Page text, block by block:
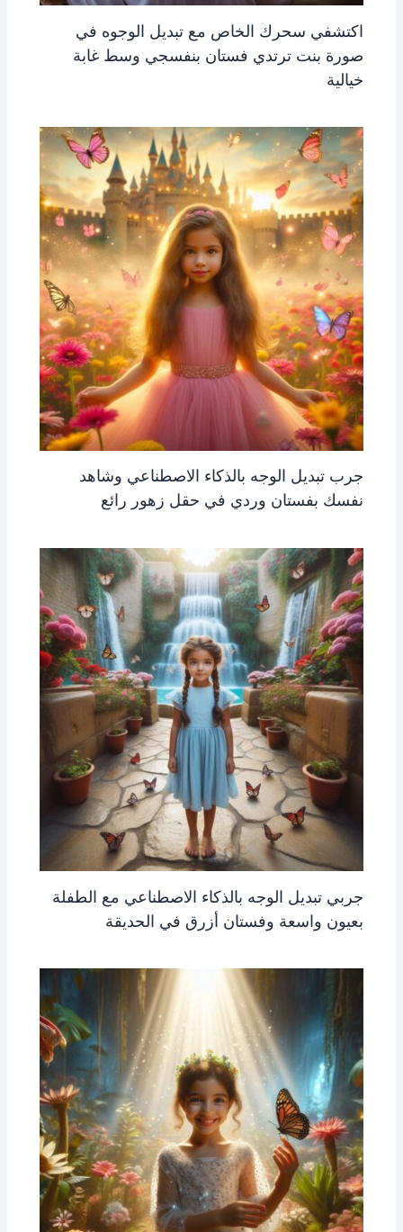
اكتشفي سحرك الخاص مع تبديل الوجوه في
صورة بنت ترتدي فستان بنفسجي وسط غابة
خيالية
جرب تبديل الوجه بالذكاء الاصطناعي وشاهد
نفسك بفستان وردي في حقل زهور رائع
جربي تبديل الوجه بالذكاء الاصطناعي مع الطفلة
بعيون واسعة وفستان أزرق في الحديقة